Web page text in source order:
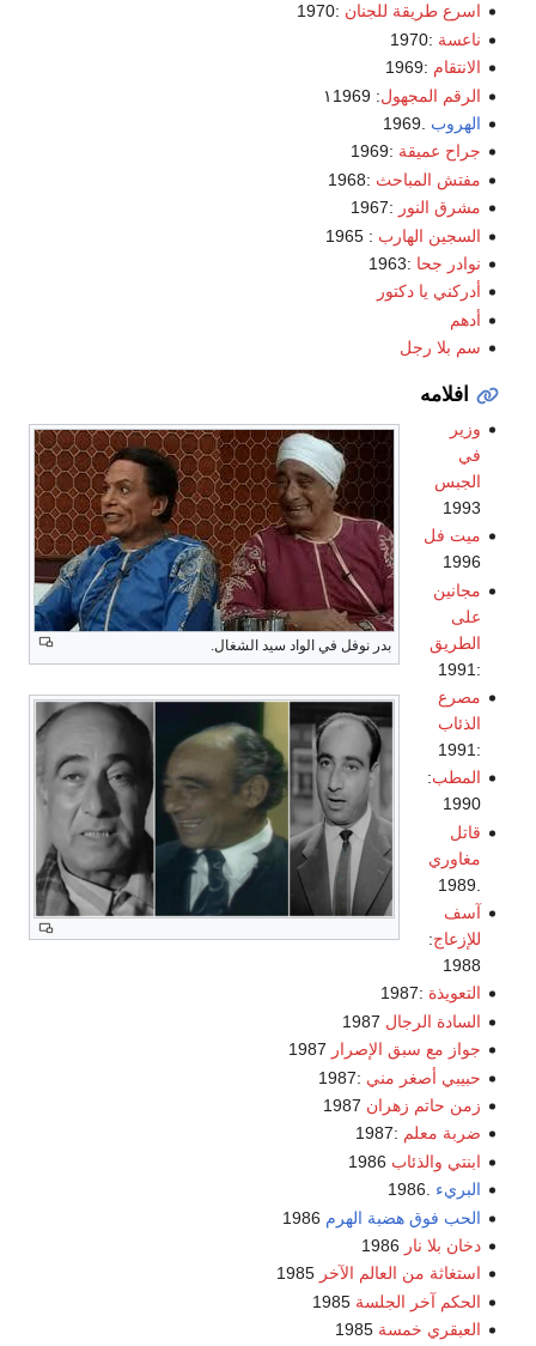
اسرع طريقة للجنان:1970
ناعسة:1970
الانتقام:1969
الرقم المجهول: ١1969
الهروب.1969
جراح عميقة:1969
مفتش المباحث:1968
مشرق النور :1967
السجين الهارب: 1965
نوادر جحا :1963
أدركني يا دكتور
أدهم
سم بلا رجل
افلامه
بدر نوفل في الواد سيد الشغال.
وزير
الجبس
1993
ميت فل
1996
مجانين
الطريق
مصرع
الذئاب
المطب:
1990
قاتل
مغاوري
آسف
للإزعاج:
1988
التعويذة:1987
السادة الرجال
جواز مع سبق الإصرار1987
حبيبي أصغر مني :1987
زمن حاتم زهران1987
ضربة معلم:1987
ابنتي والذئاب1986
البريء.1986
الحب فوق هضبة الهرم1986
دخان بلا نار1986
استغاثة من العالم الآخر1985
الحكم آخر الجلسة1985
العبقري خمسة1985